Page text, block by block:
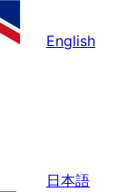
English
日本語